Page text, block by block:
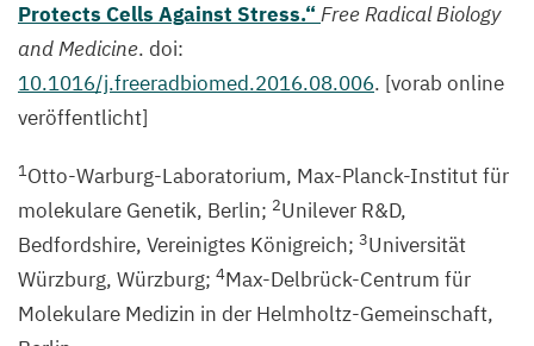
Protects Cells Against Stress.“Free Radical Biology
and Medicine. doi:
10.1016/j.freeradbiomed.2016.08.006. [vorab online
veröffentlicht]
1Otto-Warburg-Laboratorium, Max-Planck-Institut für
molekulare Genetik, Berlin; 2Unilever R&D,
Bedfordshire, Vereinigtes Königreich; 3Universität
Würzburg, Würzburg; 4Max-Delbrück-Centrum für
Molekulare Medizin in der Helmholtz-Gemeinschaft,